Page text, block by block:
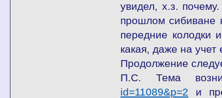
увидел, х.з.
прошлом сибиване
передние колодки
какая, даже на учет
Продолжение
П.С. Тема
id=11089&p=2 и